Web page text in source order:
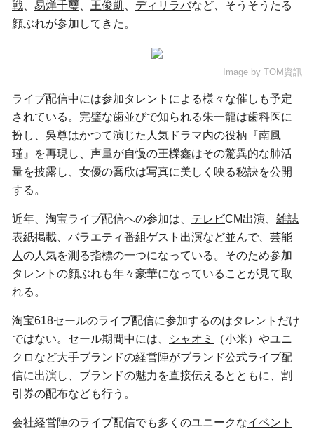
戦
易烊千璽 王俊凱 ディリラバなど、そうそうたる
顔ぶれが参加してきた。
Image by TOM資訊
ライブ配信中には参加タレントによる様々な催しも予定
されている。完璧な歯並びで知られる朱一龍は歯科医に
扮し、吳尊はかつて演じた人気ドラマ内の役柄『南風
瑾』を再現し、声量が自慢の王櫟鑫はその驚異的な肺活
量を披露し、女優の喬欣は写真に美しく映る秘訣を公開
する。
近年、淘宝ライブ配信への参加は、 テレビCM出演、 雑誌
表紙掲載、バラエティ番組ゲスト出演など並んで、 芸能
人 の人気を測る指標の一つになっている。そのため参加
タレントの顔ぶれも年々豪華になっていることが見て取
れる。
淘宝618セールのライブ配信に参加するのはタレントだけ
ではない。セール期間中には、
シャオミ
（小米）やユニ
クロなど大手ブランドの経営陣がブランド公式ライブ配
信に出演し、ブランドの魅力を直接伝えるとともに、割
引券の配布なども行う。
会社経営陣のライブ配信でも多くのユニークなイベント